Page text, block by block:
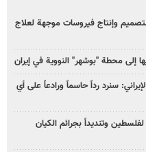
وإنتاج فيروسات موجهة لعلاج
إلى محطة "بوشهر" النووية في إيران
سنرد رداً حاسماً ورادعاً على أي
وتنديداً بجرائم الكيان